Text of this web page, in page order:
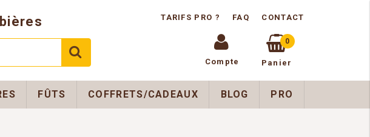
TARIFS PRO ? FAQ CONTACT
Compte
0
Panier
FÛTS COFFRETS/CADEAUX BLOG PRO